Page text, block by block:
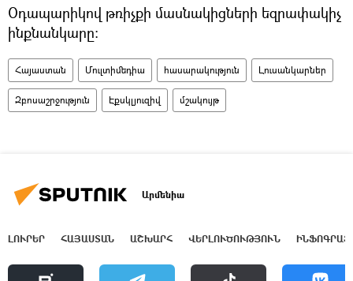
Օդապարիկով թռիչքի մասնակիցների եզրափակիչ
ինքնանկարը։
Հայաստան Մուլտիմեդիա հասարակություն Լուսանկարներ
Զբոսաշրջություն Էքսկլյուզիվ մշակույթ
Արմենիա
ԼՈՒՐԵՐ ՀԱՅԱՍՏԱՆ ԱՇԽԱՐՀ ՎԵՐԼՈՒԾՈՒԹՅՈՒՆ